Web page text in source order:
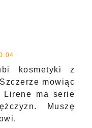
kosmetyki z
mowiąc
ma serie
Muszę